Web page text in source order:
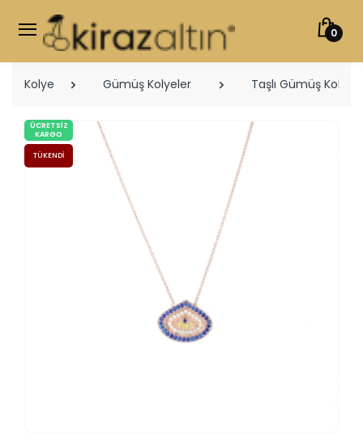
0
Kolye Gümüş Kolyeler Taşlı Gümüş
ÜCRETSIZ
KARGO
TÜKENDI